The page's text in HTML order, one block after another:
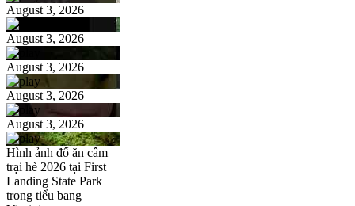
August 3, 2026
August 3, 2026
August 3, 2026
August 3, 2026
August 3, 2026
Hình ảnh đổ ăn câm
trại hè 2026 tại First
Landing State Park
trong tiểu bang